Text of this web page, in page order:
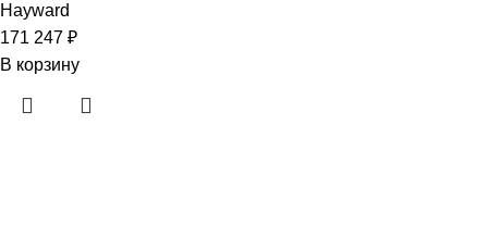
Hayward
171 247 ₽
В корзину